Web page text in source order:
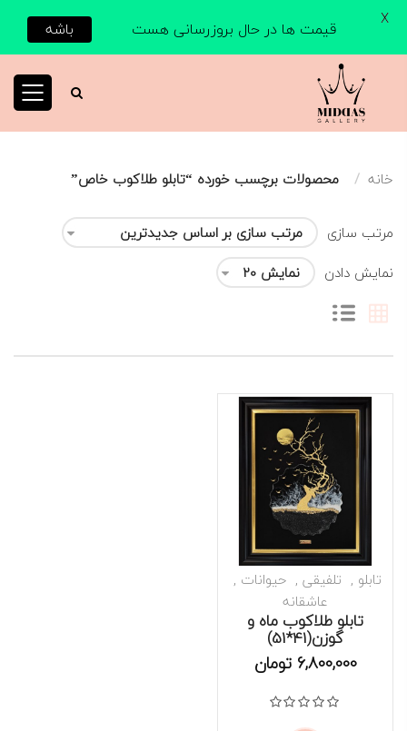
خانه محصولات برچسب خورده “تابلو طلاکوب خاص”
مرتب سازی
نمایش دادن
موجود است
تابلو تلفیقی
حیوانات
عاشقانه
تابلو طلاکوب ماه و
گوزن(41*51)
6,800,000 تومان
نمره0از 5
قیمت ها در حال بروزرسانی هست باشه X